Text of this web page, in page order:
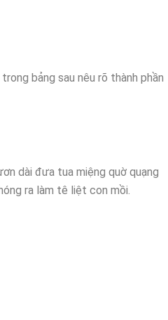
bảng sau nêu rõ thành phần
dài đưa tua miệng quờ quạng
ra làm tê liệt con mồi.